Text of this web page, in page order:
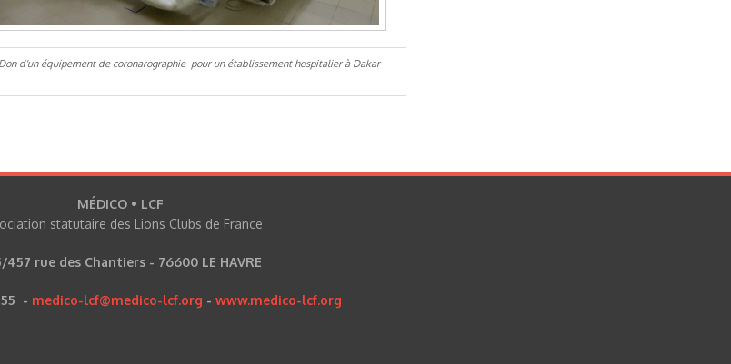
Don d'un équipement de coronarographie pour un établissement hospitalier à Dakar
MÉDICO • LCF
statutaire des Lions Clubs de France
457 rue des Chantiers - 76600 LE HAVRE
55 - medico-lcf@medico-lcf.org - www.medico-lcf.org